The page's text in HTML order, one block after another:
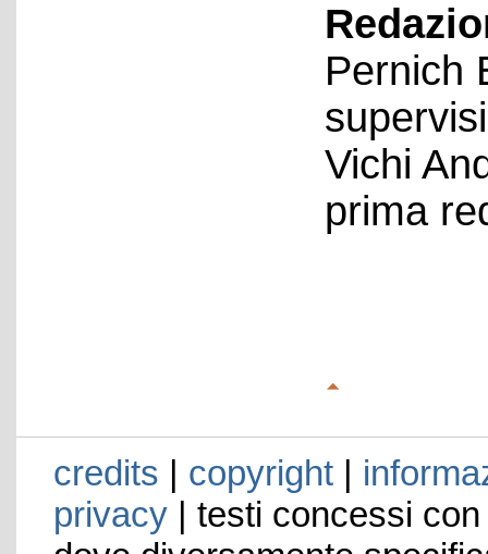
Pernich
Vichi
prima
credits | copyright|
privacy| testi concessi